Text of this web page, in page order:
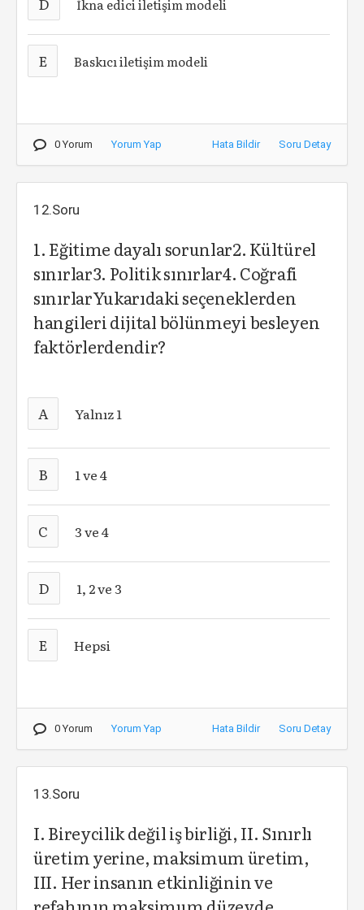
İkna edici iletişim modeli
E Baskıcı iletişim modeli
0 Yorum Yorum Yap Hata Bildir Soru Detay
12.Soru
1. Eğitime dayalı sorunlar2. Kültürel
sınırlar3. Politik sınırlar4. Coğrafi
sınırlarYukarıdaki seçeneklerden
hangileri dijital bölünmeyi besleyen
faktörlerdendir?
A Yalnız 1
B 1 ve 4
C 3 ve 4
D 1, 2 ve 3
E Hepsi
0 Yorum Yorum Yap Hata Bildir Soru Detay
13.Soru
I. Bireycilik değil iş birliği, II. Sınırlı
üretim yerine, maksimum üretim,
III. Her insanın etkinliğinin ve